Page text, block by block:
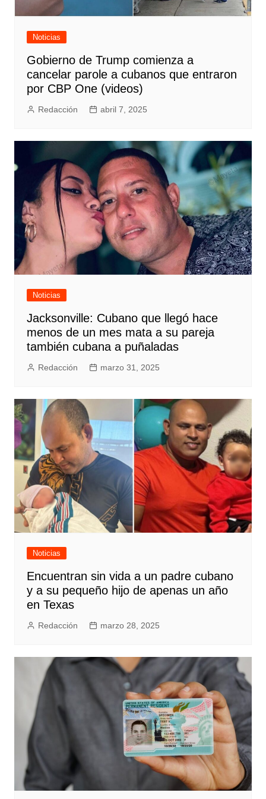
Noticias
Gobierno de Trump comienza a
cancelar parole a cubanos que entraron
por CBP One (videos)
Redacción abril 7, 2025
Noticias
Jacksonville: Cubano que llegó hace
menos de un mes mata a su pareja
también cubana a puñaladas
Redacción marzo 31, 2025
Noticias
Encuentran sin vida a un padre cubano
y a su pequeño hijo de apenas un año
en Texas
Redacción marzo 28, 2025